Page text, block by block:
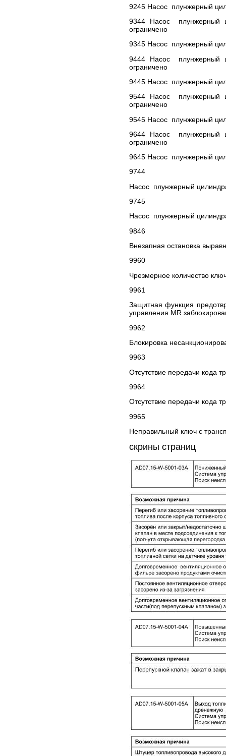
9245 Насос плунжерный
9344 Насос плунжерный
ограничено
9345 Насос плунжерный
9444 Насос плунжерный
ограничено
9445 Насос плунжерный
9544 Насос плунжерный
ограничено
9545 Насос плунжерный
9644 Насос плунжерный
ограничено
9645 Насос плунжерный
9744
Насос плунжерный
9745
Насос плунжерный
9846
Внезапная остановка
9960
Чрезмерное количество
9961
Защитная функция
управления MR
9962
Блокировка
9963
Отсутствие передачи кода
9964
Отсутствие передачи кода
9965
Неправильный ключ с
скрины страниц